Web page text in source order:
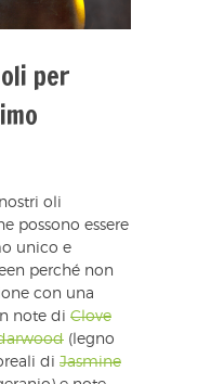
per
oli
possono essere
unico e
perché non
con una
note di Clove
(legno
di Jasmine